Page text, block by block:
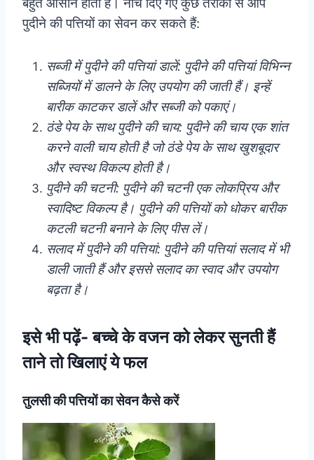
पुदीने की पत्तियों का सेवन कर सकते हैं:
सब्जी में पुदीने की पत्तियां डालें: पुदीने की पत्तियां विभिन्न
सब्जियों में डालने के लिए उपयोग की जाती हैं। इन्हें
बारीक काटकर डालें और सब्जी को पकाएं।
ठंडे पेय के साथ पुदीने की चाय: पुदीने की चाय एक शांत
करने वाली चाय होती है जो ठंडे पेय के साथ खुशबूदार
और स्वस्थ विकल्प होती है।
पुदीने की चटनी: पुदीने की चटनी एक लोकप्रिय और
स्वादिष्ट विकल्प है। पुदीने की पत्तियों को धोकर बारीक
कटली चटनी बनाने के लिए पीस लें।
सलाद में पुदीने की पत्तियां: पुदीने की पत्तियां सलाद में भी
डाली जाती हैं और इससे सलाद का स्वाद और उपयोग
बढ़ता है।
इसे भी पढ़ें-बच्चे के वजन को लेकर सुनती हैं
ताने तो खिलाएं ये फल
तुलसी की पत्तियों का सेवन कैसे करें